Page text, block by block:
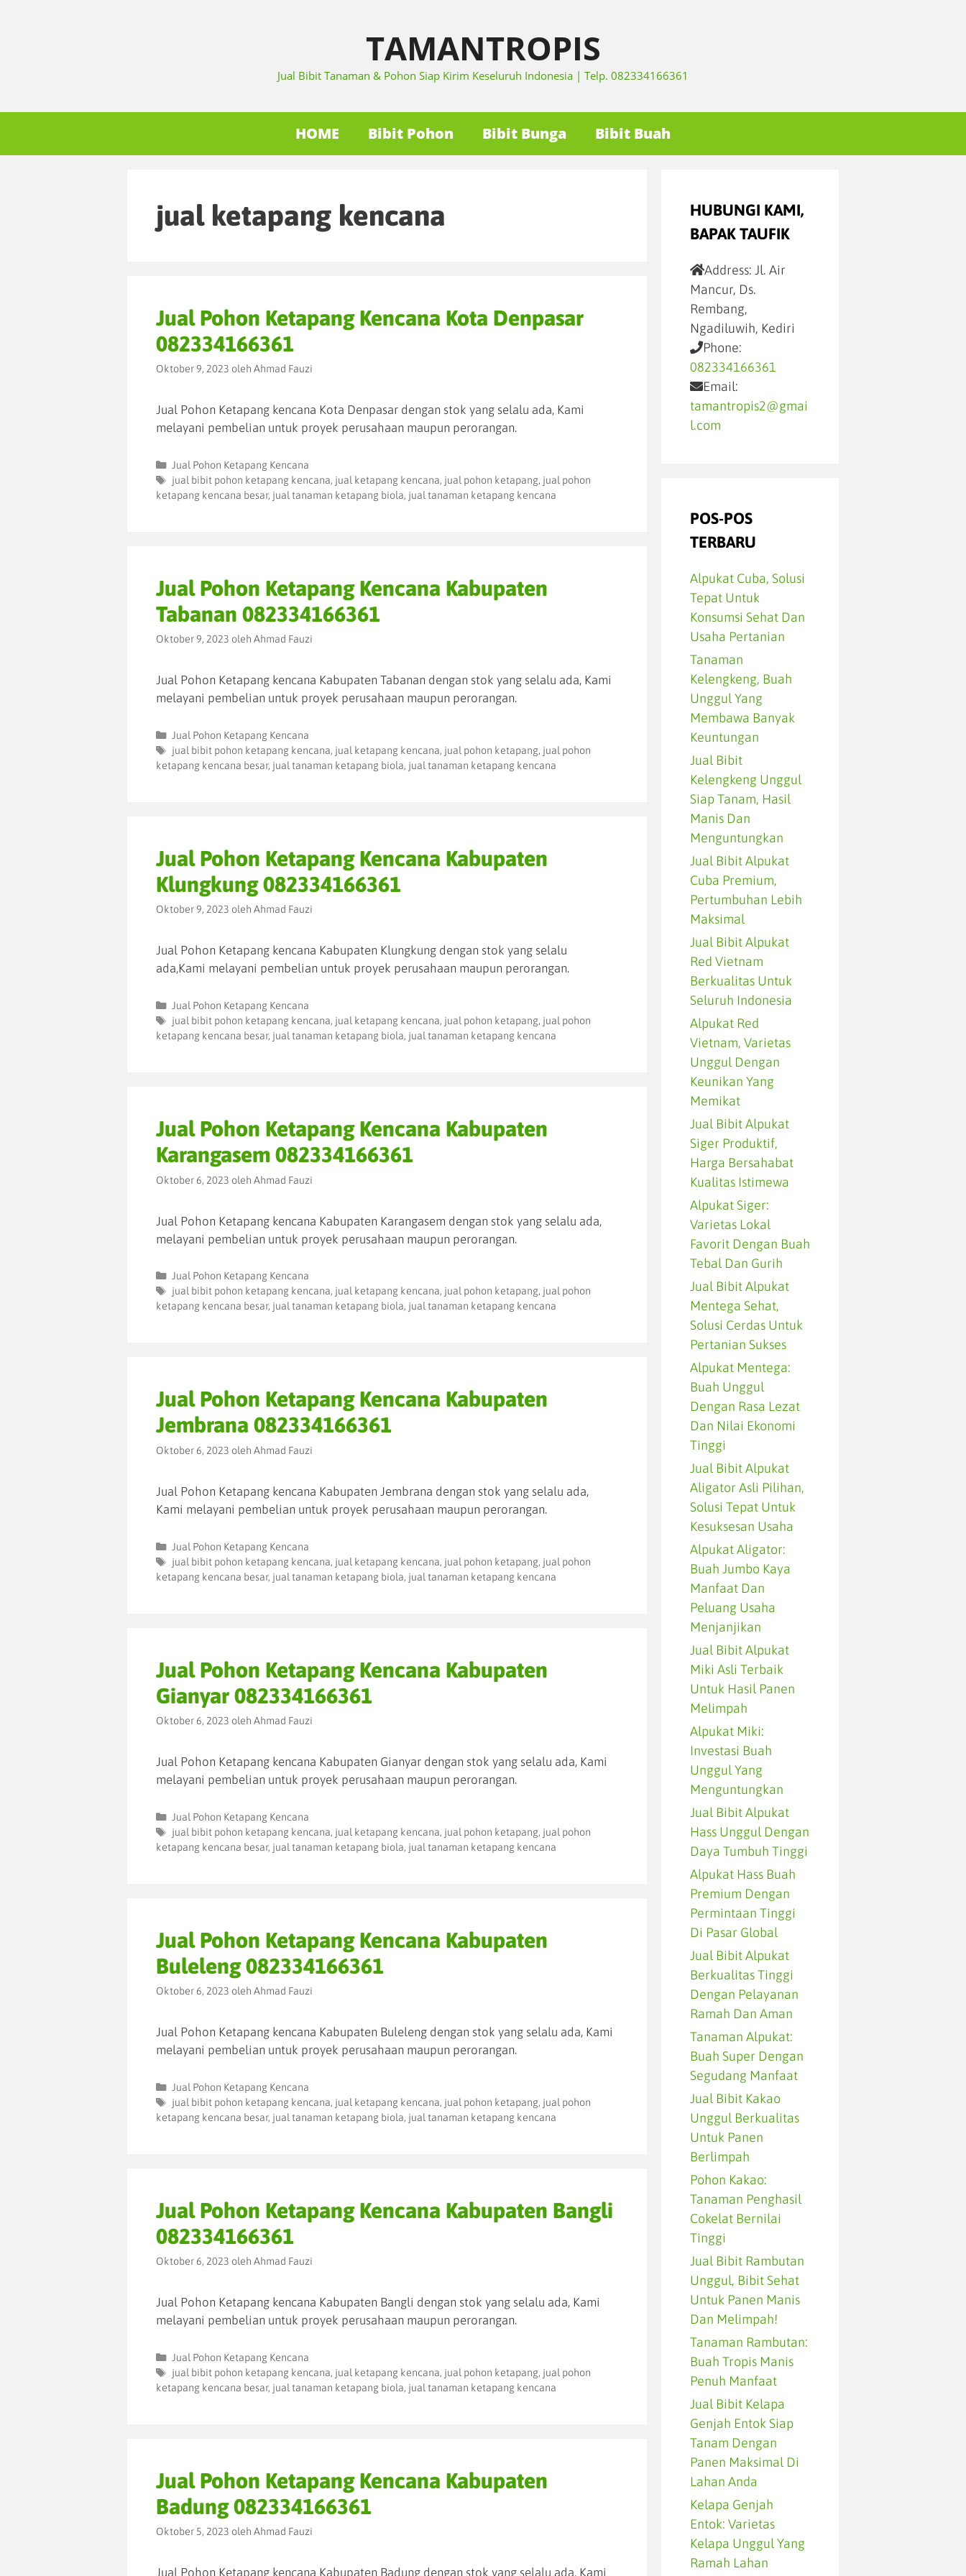
TAMANTROPIS
Jual Bibit Tanaman & Pohon Siap Kirim Keseluruh Indonesia | Telp. 082334166361
HOME Bibit Pohon Bibit Bunga Bibit Buah
jual ketapang kencana
Jual Pohon Ketapang Kencana Kota Denpasar
082334166361
Oktober 9, 2023 oleh Ahmad Fauzi
Jual Pohon Ketapang kencana Kota Denpasar dengan stok yang selalu ada, Kami
melayani pembelian untuk proyek perusahaan maupun perorangan.
Jual Pohon Ketapang Kencana
jual bibit pohon ketapang kencana, jual ketapang kencana, jual pohon ketapang, jual pohon
ketapang kencana besar, jual tanaman ketapang biola, jual tanaman ketapang kencana
Jual Pohon Ketapang Kencana Kabupaten
Tabanan 082334166361
Oktober 9, 2023 oleh Ahmad Fauzi
Jual Pohon Ketapang kencana Kabupaten Tabanan dengan stok yang selalu ada, Kami
melayani pembelian untuk proyek perusahaan maupun perorangan.
Jual Pohon Ketapang Kencana
jual bibit pohon ketapang kencana, jual ketapang kencana, jual pohon ketapang, jual pohon
ketapang kencana besar, jual tanaman ketapang biola, jual tanaman ketapang kencana
Jual Pohon Ketapang Kencana Kabupaten
Klungkung 082334166361
Oktober 9, 2023 oleh Ahmad Fauzi
Jual Pohon Ketapang kencana Kabupaten Klungkung dengan stok yang selalu
ada,Kami melayani pembelian untuk proyek perusahaan maupun perorangan.
Jual Pohon Ketapang Kencana
jual bibit pohon ketapang kencana, jual ketapang kencana, jual pohon ketapang, jual pohon
ketapang kencana besar, jual tanaman ketapang biola, jual tanaman ketapang kencana
Jual Pohon Ketapang Kencana Kabupaten
Karangasem 082334166361
Oktober 6, 2023 oleh Ahmad Fauzi
Jual Pohon Ketapang kencana Kabupaten Karangasem dengan stok yang selalu ada,
melayani pembelian untuk proyek perusahaan maupun perorangan.
Jual Pohon Ketapang Kencana
jual bibit pohon ketapang kencana, jual ketapang kencana, jual pohon ketapang, jual pohon
ketapang kencana besar, jual tanaman ketapang biola, jual tanaman ketapang kencana
Jual Pohon Ketapang Kencana Kabupaten
Jembrana 082334166361
Oktober 6, 2023 oleh Ahmad Fauzi
Jual Pohon Ketapang kencana Kabupaten Jembrana dengan stok yang selalu ada,
Kami melayani pembelian untuk proyek perusahaan maupun perorangan.
Jual Pohon Ketapang Kencana
jual bibit pohon ketapang kencana, jual ketapang kencana, jual pohon ketapang, jual pohon
ketapang kencana besar, jual tanaman ketapang biola, jual tanaman ketapang kencana
Jual Pohon Ketapang Kencana Kabupaten
Gianyar 082334166361
Oktober 6, 2023 oleh Ahmad Fauzi
Jual Pohon Ketapang kencana Kabupaten Gianyar dengan stok yang selalu ada, Kami
melayani pembelian untuk proyek perusahaan maupun perorangan.
Jual Pohon Ketapang Kencana
jual bibit pohon ketapang kencana, jual ketapang kencana, jual pohon ketapang, jual pohon
ketapang kencana besar, jual tanaman ketapang biola, jual tanaman ketapang kencana
Jual Pohon Ketapang Kencana Kabupaten
Buleleng 082334166361
Oktober 6, 2023 oleh Ahmad Fauzi
Jual Pohon Ketapang kencana Kabupaten Buleleng dengan stok yang selalu ada, Kami
melayani pembelian untuk proyek perusahaan maupun perorangan.
Jual Pohon Ketapang Kencana
jual bibit pohon ketapang kencana, jual ketapang kencana, jual pohon ketapang, jual pohon
ketapang kencana besar, jual tanaman ketapang biola, jual tanaman ketapang kencana
Jual Pohon Ketapang Kencana Kabupaten Bangli
082334166361
Oktober 6, 2023 oleh Ahmad Fauzi
Jual Pohon Ketapang kencana Kabupaten Bangli dengan stok yang selalu ada, Kami
melayani pembelian untuk proyek perusahaan maupun perorangan.
Jual Pohon Ketapang Kencana
jual bibit pohon ketapang kencana, jual ketapang kencana, jual pohon ketapang, jual pohon
ketapang kencana besar, jual tanaman ketapang biola, jual tanaman ketapang kencana
Jual Pohon Ketapang Kencana Kabupaten
Badung 082334166361
Oktober 5, 2023 oleh Ahmad Fauzi
Jual Pohon Ketapang kencana Kabupaten Badung dengan stok yang selalu ada, Kami
HUBUNGI KAMI,
BAPAK TAUFIK
Address: Jl. Air
Mancur, Ds.
Rembang,
Ngadiluwih, Kediri
Phone:
082334166361
Email:
tamantropis2@gmai
l.com
POS-POS
TERBARU
Alpukat Cuba, Solusi
Tepat Untuk
Konsumsi Sehat Dan
Usaha Pertanian
Tanaman
Kelengkeng, Buah
Unggul Yang
Membawa Banyak
Keuntungan
Jual Bibit
Kelengkeng Unggul
Siap Tanam, Hasil
Manis Dan
Menguntungkan
Jual Bibit Alpukat
Cuba Premium,
Pertumbuhan Lebih
Maksimal
Jual Bibit Alpukat
Red Vietnam
Berkualitas Untuk
Seluruh Indonesia
Alpukat Red
Vietnam, Varietas
Unggul Dengan
Keunikan Yang
Memikat
Jual Bibit Alpukat
Siger Produktif,
Harga Bersahabat
Kualitas Istimewa
Alpukat Siger:
Varietas Lokal
Favorit Dengan Buah
Tebal Dan Gurih
Jual Bibit Alpukat
Mentega Sehat,
Solusi Cerdas Untuk
Pertanian Sukses
Alpukat Mentega:
Buah Unggul
Dengan Rasa Lezat
Dan Nilai Ekonomi
Tinggi
Jual Bibit Alpukat
Aligator Asli Pilihan,
Solusi Tepat Untuk
Kesuksesan Usaha
Alpukat Aligator:
Buah Jumbo Kaya
Manfaat Dan
Peluang Usaha
Menjanjikan
Jual Bibit Alpukat
Miki Asli Terbaik
Untuk Hasil Panen
Melimpah
Alpukat Miki:
Investasi Buah
Unggul Yang
Menguntungkan
Jual Bibit Alpukat
Hass Unggul Dengan
Daya Tumbuh Tinggi
Alpukat Hass Buah
Premium Dengan
Permintaan Tinggi
Di Pasar Global
Jual Bibit Alpukat
Berkualitas Tinggi
Dengan Pelayanan
Ramah Dan Aman
Tanaman Alpukat:
Buah Super Dengan
Segudang Manfaat
Jual Bibit Kakao
Unggul Berkualitas
Untuk Panen
Berlimpah
Pohon Kakao:
Tanaman Penghasil
Cokelat Bernilai
Tinggi
Jual Bibit Rambutan
Unggul, Bibit Sehat
Untuk Panen Manis
Dan Melimpah!
Tanaman Rambutan:
Buah Tropis Manis
Penuh Manfaat
Jual Bibit Kelapa
Genjah Entok Siap
Tanam Dengan
Panen Maksimal Di
Lahan Anda
Kelapa Genjah
Entok: Varietas
Kelapa Unggul Yang
Ramah Lahan